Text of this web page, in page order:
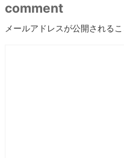
comment
メールアドレスが公開されるこ